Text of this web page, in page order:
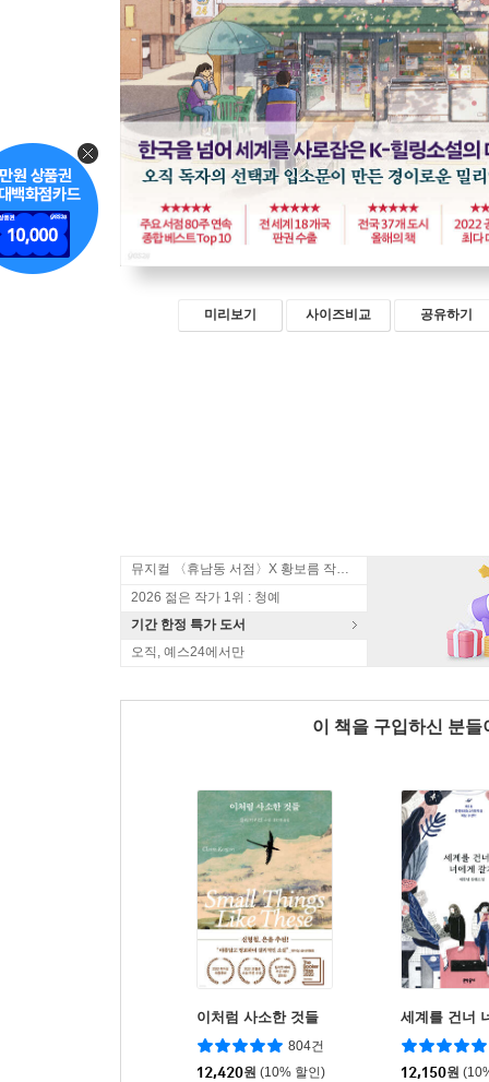
미리보기 사이즈비교 공유하기
뮤지컬 〈휴남동 서점〉X 황보름 작가 북토크
2026 젊은 작가 1위 : 청예
기간 한정 특가 도서
오직, 예스24에서만
이 책을 구입하신 분
이처럼 사소한 것들
804건
12,420원 (10% 할인)
세계를 건너
12,150원